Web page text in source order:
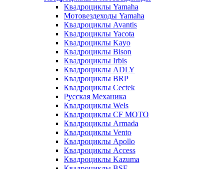
Квадроциклы Yamaha
Мотовездеходы Yamaha
Квадроциклы Avantis
Квадроциклы Yacota
Квадроциклы Kayo
Квадроциклы Bison
Квадроциклы Irbis
Квадроциклы ADLY
Квадроциклы BRP
Квадроциклы Cectek
Русская Механика
Квадроциклы Wels
Квадроциклы CF MOTO
Квадроциклы Armada
Квадроциклы Vento
Квадроциклы Apollo
Квадроциклы Access
Квадроциклы Kazuma